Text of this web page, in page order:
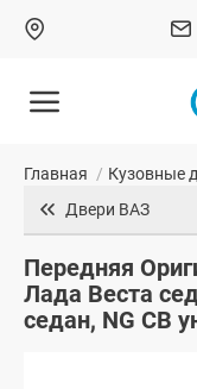
Главная / Кузовные
Двери ВАЗ
Передняя
Лада Веста
седан, NG СВ